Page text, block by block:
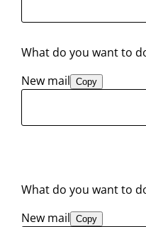
What do you want to
New mail Copy
What do you want to
New mail Copy